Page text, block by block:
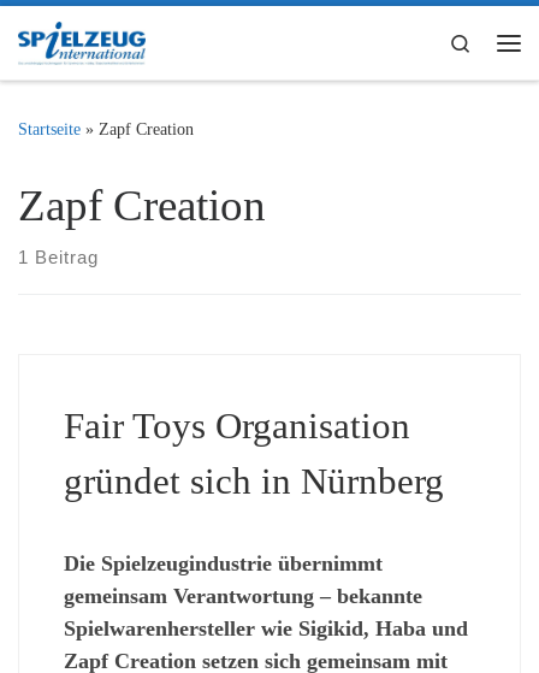
Zum Inhalt springen
Search
Startseite » Zapf Creation
Zapf Creation
1 Beitrag
Fair Toys Organisation
gründet sich in Nürnberg
Die Spielzeugindustrie übernimmt
gemeinsam Verantwortung – bekannte
Spielwarenhersteller wie Sigikid, Haba und
Zapf Creation setzen sich gemeinsam mit